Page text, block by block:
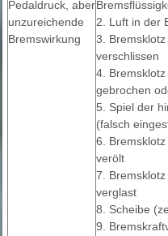
Pedaldruck, aber
unzureichende
Bremswirkung
2. Luft in der
3.
verschlissen
4.
gebrochen
5. Spiel der
(falsch
6.
verölt
7.
verglast
8. Scheibe
9.